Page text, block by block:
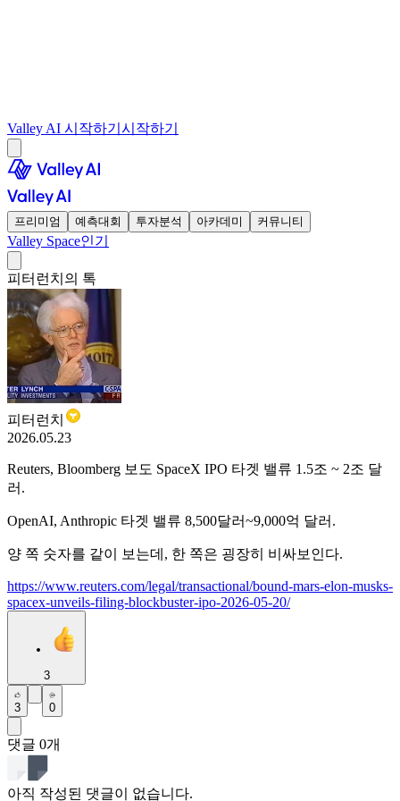
Valley AI 시작하기 시작하기
프리미엄 예측대회 투자분석 아카데미 커뮤니티
Valley Space인기
피터런치의 톡
피터런치
2026.05.23
Reuters, Bloomberg 보도 SpaceX IPO 타겟 밸류 1.5조 ~ 2조 달
러.
OpenAI, Anthropic 타겟 밸류 8,500달러~9,000억 달러.
양 쪽 숫자를 같이 보는데, 한 쪽은 굉장히 비싸보인다.
https://www.reuters.com/legal/transactional/bound-mars-elon-musks-
spacex-unveils-filing-blockbuster-ipo-2026-05-20/
3
3 0
댓글 0개
아직 작성된 댓글이 없습니다.